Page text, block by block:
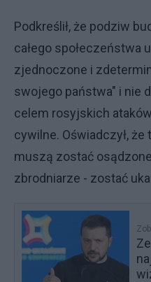
Podkreślił, że podziw
całego społeczeństwa
zjednoczone i
swojego państwa" i nie
celem rosyjskich
cywilne. Oświadczył,
muszą zostać
zbrodniarze - zostać